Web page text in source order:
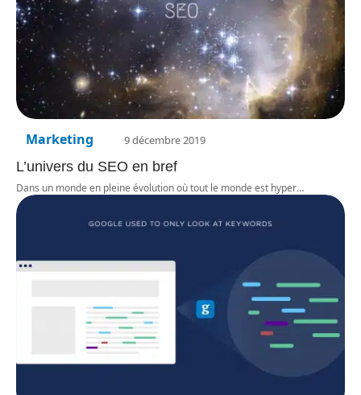
Marketing 9 décembre 2019
L’univers du SEO en bref
Dans un monde en pleine évolution où tout le monde est hyper…